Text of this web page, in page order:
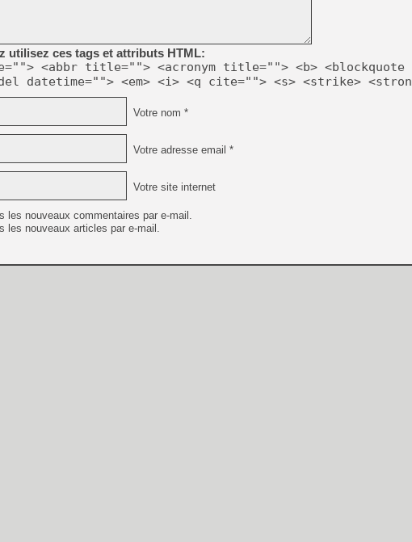
[GK] Test : Big Walk est
[GK] Starsand Island : la
[GK] Dan Houser (GTA)
utilisez ces tags et attributs HTML:
<abbr title=""> <acronym title=""> <b> <blockquote
datetime=""> <em> <i> <q cite=""> <s> <strike>
Votre nom *
Votre adresse email *
Votre site internet
les nouveaux commentaires par e-mail.
les nouveaux articles par e-mail.